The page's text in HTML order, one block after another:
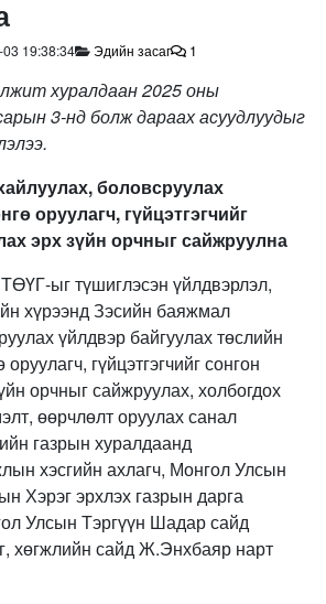
19:38:34 Эдийн засаг 1
хуралдаан 2025 оны
3-нд болж дараах асуудлуудыг
боловсруулах
оруулагч, гүйцэтгэгчийг
эрх зүйн орчныг сайжруулна
ыг түшиглэсэн үйлдвэрлэл,
хүрээнд Зэсийн баяжмал
үйлдвэр байгуулах төслийн
гүйцэтгэгчийг сонгон
орчныг сайжруулах, холбогдох
өөрчлөлт оруулах санал
газрын хуралдаанд
хэсгийн ахлагч, Монгол Улсын
Хэрэг эрхлэх газрын дарга
Улсын Тэргүүн Шадар сайд
хөгжлийн сайд Ж.Энхбаяр нарт